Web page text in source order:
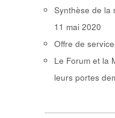
Synthèse de la
11 mai 2020
Offre de
Le Forum et la
leurs portes